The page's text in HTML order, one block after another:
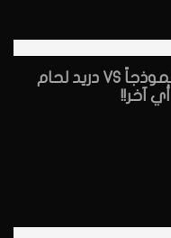
سلاف فواخرجي وبسام كوسا نموذجاً VS دريد لحام
آخر!!